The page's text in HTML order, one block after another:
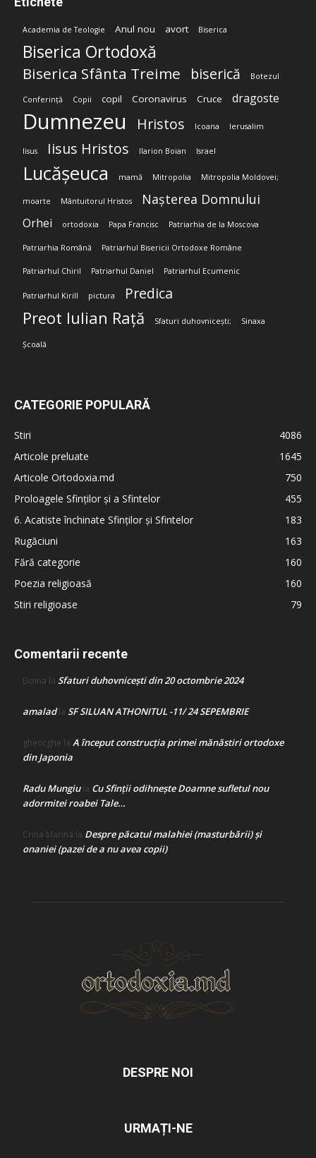
Academia de Teologie Anul nou avort Biserica
Biserica Ortodoxă
Biserica Sfânta Treime biserică Botezul
Conferință Copii copil Coronavirus Cruce dragoste
Dumnezeu Hristos Icoana Ierusalim
Iisus Iisus Hristos Ilarion Boian Israel
Lucășeuca mamă Mitropolia Mitropolia Moldovei;
moarte Mântuitorul Hristos Nașterea Domnului
Orhei ortodoxia Papa Francisc Patriarhia de la Moscova
Patriarhia Română Patriarhul Bisericii Ortodoxe Române
Patriarhul Chiril Patriarhul Daniel Patriarhul Ecumenic
Patriarhul Kirill pictura Predica
Preot Iulian Rață Sfaturi duhovnicești; Sinaxa
Școală
CATEGORIE POPULARĂ
Stiri
4086
Articole preluate
1645
Articole Ortodoxia.md
750
Proloagele Sfinților și a Sfintelor
455
6. Acatiste închinate Sfinților și Sfintelor
183
Rugăciuni
163
Fără categorie
160
Poezia religioasă
160
Stiri religioase
79
Comentarii recente
Doina la Sfaturi duhovnicești din 20 octombrie 2024
amaladla SF SILUAN ATHONITUL -11/ 24 SEPEMBRIE
gheorghe la A început construcţia primei mănăstiri ortodoxe
din Japonia
Radu Mungiula Cu Sfinții odihnește Doamne sufletul nou
adormitei roabei Tale…
Crina Marina la Despre păcatul malahiei (masturbării) şi
onaniei (pazei de a nu avea copii)
DESPRE NOI
URMAȚI-NE